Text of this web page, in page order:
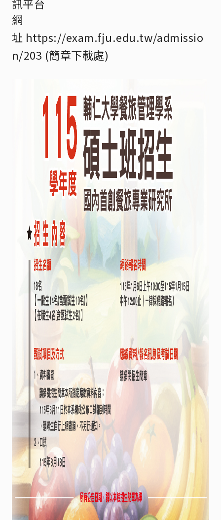
訊平台
網
址 https://exam.fju.edu.tw/admissio
n/203 (簡章下載處)